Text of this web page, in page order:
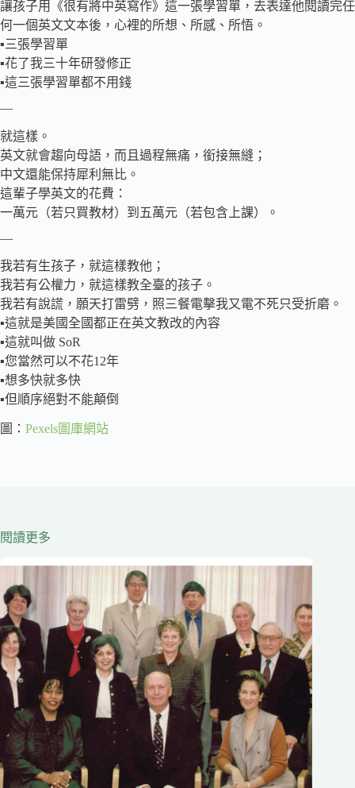
讓孩子用《很有將中英寫作》這一張學習單，去表達他閱讀完任
何一個英文文本後，心裡的所想、所感、所悟。
▪️三張學習單
▪️花了我三十年研發修正
▪️這三張學習單都不用錢
—
就這樣。
英文就會趨向母語，而且過程無痛，銜接無縫；
中文還能保持犀利無比。
這輩子學英文的花費：
一萬元（若只買教材）到五萬元（若包含上課）。
—
我若有生孩子，就這樣教他；
我若有公權力，就這樣教全臺的孩子。
我若有說謊，願天打雷劈，照三餐電擊我又電不死只受折磨。
▪️這就是美國全國都正在英文教改的內容
▪️這就叫做 SoR
▪️您當然可以不花12年
▪️想多快就多快
▪️但順序絕對不能顛倒
圖： Pexels圖庫網站
閱讀更多